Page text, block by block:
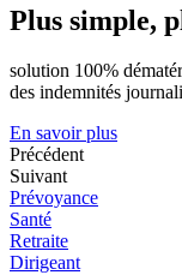
Plus simple,
solution 100%
des indemnités
En savoir plus
Précédent
Suivant
Prévoyance
Santé
Retraite
Dirigeant